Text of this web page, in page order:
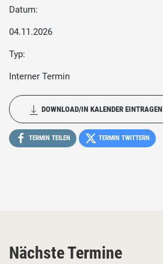
Datum:
04.11.2026
Typ:
Interner Termin
DOWNLOAD/IN KALENDER EINTRAGEN
TERMIN TEILEN TERMIN TWITTERN
Nächste Termine